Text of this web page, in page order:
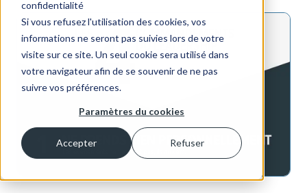
confidentialité
Si vous refusez l'utilisation des cookies, vos
informations ne seront pas suivies lors de votre
visite sur ce site. Un seul cookie sera utilisé dans
votre navigateur afin de se souvenir de ne pas
suivre vos préférences.
Paramètres du cookies
Accepter Refuser